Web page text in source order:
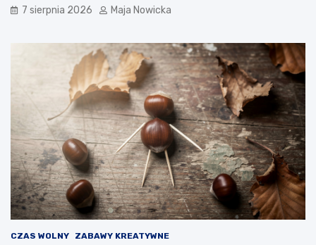
7 sierpnia 2026 Maja Nowicka
CZAS WOLNY ZABAWY KREATYWNE